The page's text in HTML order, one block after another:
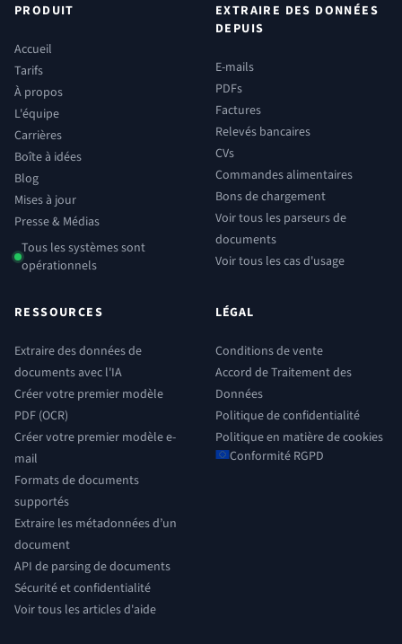
PRODUIT
Accueil
Tarifs
À propos
L'équipe
Carrières
Boîte à idées
Blog
Mises à jour
Presse & Médias
Tous les systèmes sont
opérationnels
EXTRAIRE DES DONNÉES
DEPUIS
E-mails
PDFs
Factures
Relevés bancaires
CVs
Commandes alimentaires
Bons de chargement
Voir tous les parseurs de
documents
Voir tous les cas d'usage
RESSOURCES
Extraire des données de
documents avec l'IA
Créer votre premier modèle
PDF (OCR)
Créer votre premier modèle e-
mail
Formats de documents
supportés
Extraire les métadonnées d’un
document
API de parsing de documents
Sécurité et confidentialité
Voir tous les articles d'aide
LÉGAL
Conditions de vente
Accord de Traitement des
Données
Politique de confidentialité
Politique en matière de cookies
Conformité RGPD